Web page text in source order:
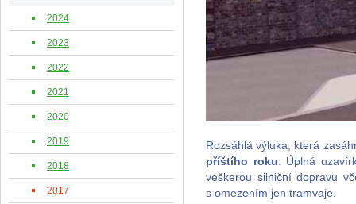
Rozsáhlá výluka, která
příštího roku. Úplná
veškerou silniční dopravu
s omezením jen tramvaje.
2024
2023
2022
2021
2020
2019
2018
2017